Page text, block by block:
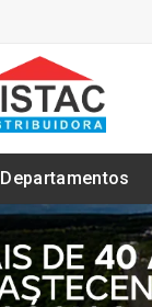
Departamentos